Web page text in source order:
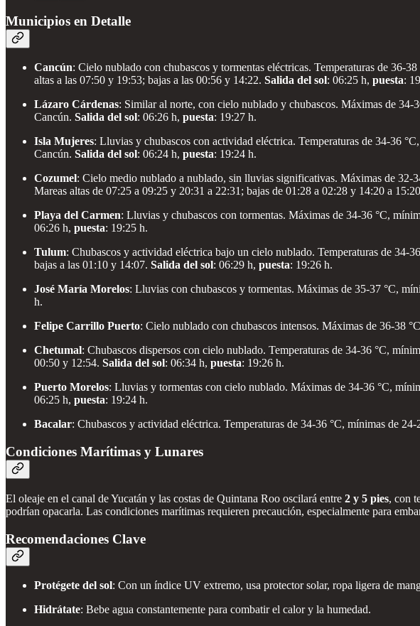
Municipios en Detalle
Cancún: Cielo nublado con chubascos y tormentas eléctricas. Temperaturas de 36-
altas a las 07:50 y 19:53; bajas a las 00:56 y 14:22. Salida del sol: 06:25 h, puesta:
Lázaro Cárdenas: Similar al norte, con cielo nublado y chubascos. Máximas de 34-
Cancún. Salida del sol: 06:26 h, puesta: 19:27 h.
Isla Mujeres: Lluvias y chubascos con actividad eléctrica. Temperaturas de 34-36
Cancún. Salida del sol: 06:24 h, puesta: 19:24 h.
Cozumel: Cielo medio nublado a nublado, sin lluvias significativas. Máximas de 32-
Mareas altas de 07:25 a 09:25 y 20:31 a 22:31; bajas de 01:28 a 02:28 y 14:20 a
Playa del Carmen: Lluvias y chubascos con tormentas. Máximas de 34-36 °C,
06:26 h, puesta: 19:25 h.
Tulum: Chubascos y actividad eléctrica bajo un cielo nublado. Temperaturas de 34-
bajas a las 01:10 y 14:07. Salida del sol: 06:29 h, puesta: 19:26 h.
José María Morelos: Lluvias con chubascos y tormentas. Máximas de 35-37 °C,
h.
Felipe Carrillo Puerto: Cielo nublado con chubascos intensos. Máximas de 36-38
Chetumal: Chubascos dispersos con cielo nublado. Temperaturas de 34-36 °C,
00:50 y 12:54. Salida del sol: 06:34 h, puesta: 19:26 h.
Puerto Morelos: Lluvias y tormentas con cielo nublado. Máximas de 34-36 °C,
06:25 h, puesta: 19:24 h.
Bacalar: Chubascos y actividad eléctrica. Temperaturas de 34-36 °C, mínimas de
Condiciones Marítimas y Lunares
El oleaje en el canal de Yucatán y las costas de Quintana Roo oscilará entre 2 y 5 pies, con
podrían opacarla. Las condiciones marítimas requieren precaución, especialmente para
Recomendaciones Clave
Protégete del sol: Con un índice UV extremo, usa protector solar, ropa ligera de
Hidrátate: Bebe agua constantemente para combatir el calor y la humedad.